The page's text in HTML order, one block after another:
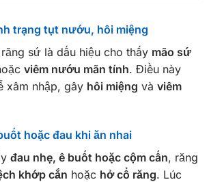
trạng tụt nướu, hôi miệng
sứ là dấu hiệu cho thấy mão sứ
viêm nướu mãn tính. Điều này
xâm nhập, gây hôi miệng và viêm
hoặc đau khi ăn nhai
đau nhẹ, ê buốt hoặc cộm cấn, răng
khớp cắn hoặc hở cổ răng. Lúc